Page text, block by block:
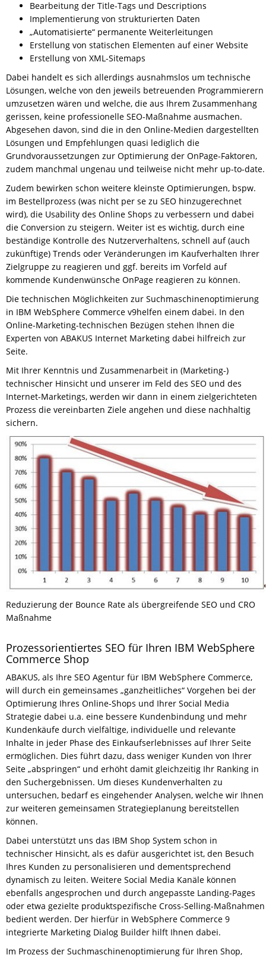
Bearbeitung der Title-Tags und Descriptions
Implementierung von strukturierten Daten
„Automatisierte“ permanente Weiterleitungen
Erstellung von statischen Elementen auf einer Website
Erstellung von XML-Sitemaps
Dabei handelt es sich allerdings ausnahmslos um technische
Lösungen, welche von den jeweils betreuenden Programmierern
umzusetzen wären und welche, die aus Ihrem Zusammenhang
gerissen, keine professionelle SEO-Maßnahme ausmachen.
Abgesehen davon, sind die in den Online-Medien dargestellten
Lösungen und Empfehlungen quasi lediglich die
Grundvoraussetzungen zur Optimierung der OnPage-Faktoren,
zudem manchmal ungenau und teilweise nicht mehr up-to-date.
Zudem bewirken schon weitere kleinste Optimierungen, bspw.
im Bestellprozess (was nicht per se zu SEO hinzugerechnet
wird), die Usability des Online Shops zu verbessern und dabei
die Conversion zu steigern. Weiter ist es wichtig, durch eine
beständige Kontrolle des Nutzerverhaltens, schnell auf (auch
zukünftige) Trends oder Veränderungen im Kaufverhalten Ihrer
Zielgruppe zu reagieren und ggf. bereits im Vorfeld auf
kommende Kundenwünsche OnPage reagieren zu können.
Die technischen Möglichkeiten zur Suchmaschinenoptimierung
in IBM WebSphere Commerce v9helfen einem dabei. In den
Online-Marketing-technischen Bezügen stehen Ihnen die
Experten von ABAKUS Internet Marketing dabei hilfreich zur
Seite.
Mit Ihrer Kenntnis und Zusammenarbeit in (Marketing-)
technischer Hinsicht und unserer im Feld des SEO und des
Internet-Marketings, werden wir dann in einem zielgerichteten
Prozess die vereinbarten Ziele angehen und diese nachhaltig
sichern.
Reduzierung der Bounce Rate als übergreifende SEO und CRO
Maßnahme
Prozessorientiertes SEO für Ihren IBM WebSphere
Commerce Shop
ABAKUS, als Ihre SEO Agentur für IBM WebSphere Commerce,
will durch ein gemeinsames „ganzheitliches“ Vorgehen bei der
Optimierung Ihres Online-Shops und Ihrer Social Media
Strategie dabei u.a. eine bessere Kundenbindung und mehr
Kundenkäufe durch vielfältige, individuelle und relevante
Inhalte in jeder Phase des Einkaufserlebnisses auf Ihrer Seite
ermöglichen. Dies führt dazu, dass weniger Kunden von Ihrer
Seite „abspringen“ und erhöht damit gleichzeitig Ihr Ranking in
den Suchergebnissen. Um dieses Kundenverhalten zu
untersuchen, bedarf es eingehender Analysen, welche wir Ihnen
zur weiteren gemeinsamen Strategieplanung bereitstellen
können.
Dabei unterstützt uns das IBM Shop System schon in
technischer Hinsicht, als es dafür ausgerichtet ist, den Besuch
Ihres Kunden zu personalisieren und dementsprechend
dynamisch zu leiten. Weitere Social Media Kanäle können
ebenfalls angesprochen und durch angepasste Landing-Pages
oder etwa gezielte produktspezifische Cross-Selling-Maßnahmen
bedient werden. Der hierfür in WebSphere Commerce 9
integrierte Marketing Dialog Builder hilft Ihnen dabei.
Im Prozess der Suchmaschinenoptimierung für Ihren Shop,